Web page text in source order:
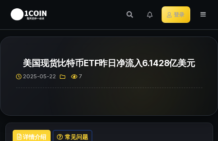
登录
美国现货比特币ETF昨日净流入6.1428亿美元
2025-05-22 7
详情介绍 常见问题